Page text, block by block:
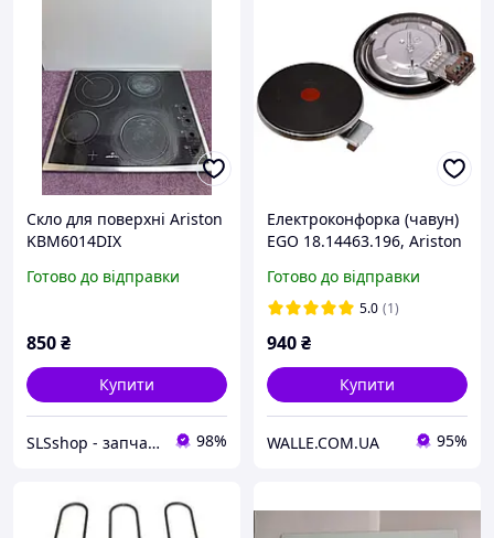
Скло для поверхні Ariston
KBM6014DIX
Готово до відправки
850₴
Купити
SLSshop - запчастини для побутової техніки 98%
Електроконфорка (чавун)
EGO 18.14463.196, Ariston
1500 Вт, d=165/145 мм
Готово до відправки
5.0 (1)
940₴
Купити
WALLE.COM.UA 95%